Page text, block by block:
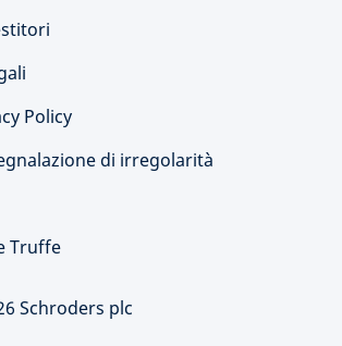
Policy
di irregolarità
Truffe
Schroders plc